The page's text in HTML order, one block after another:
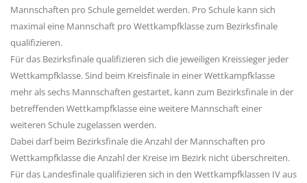
Mannschaften pro Schule gemeldet werden. Pro Schule kann sich
maximal eine Mannschaft pro Wettkampfklasse zum Bezirksfinale
qualifizieren.
Für das Bezirksfinale qualifizieren sich die jeweiligen Kreissieger jeder
Wettkampfklasse. Sind beim Kreisfinale in einer Wettkampfklasse
mehr als sechs Mannschaften gestartet, kann zum Bezirksfinale in der
betreffenden Wettkampfklasse eine weitere Mannschaft einer
weiteren Schule zugelassen werden.
Dabei darf beim Bezirksfinale die Anzahl der Mannschaften pro
Wettkampfklasse die Anzahl der Kreise im Bezirk nicht überschreiten.
Für das Landesfinale qualifizieren sich in den Wettkampfklassen IV aus